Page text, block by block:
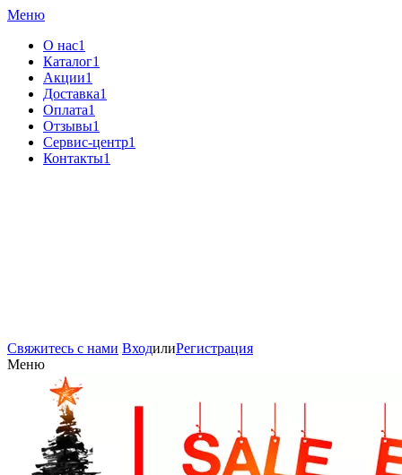
Меню
О нас1
Каталог1
Акции1
Доставка1
Оплата1
Отзывы1
Сервис-центр1
Контакты1
Свяжитесь с нами ВходилиРегистрация
Меню